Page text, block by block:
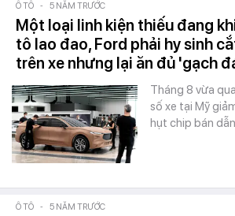
Ô TÔ - 5 NĂM TRƯỚC
Một loại linh kiện thiếu đang
tô lao đao, Ford phải hy sinh
trên xe nhưng lại ăn đủ 'gạch
Tháng 8 vừa
số xe tại Mỹ
hụt chip bán
Ô TÔ - 5 NĂM TRƯỚC